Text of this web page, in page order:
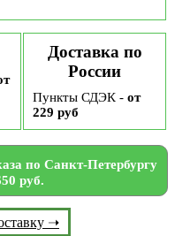
Доставка по
России
Пункты СДЭК - от
229 руб
по Санкт-Петербургу
руб.
➝